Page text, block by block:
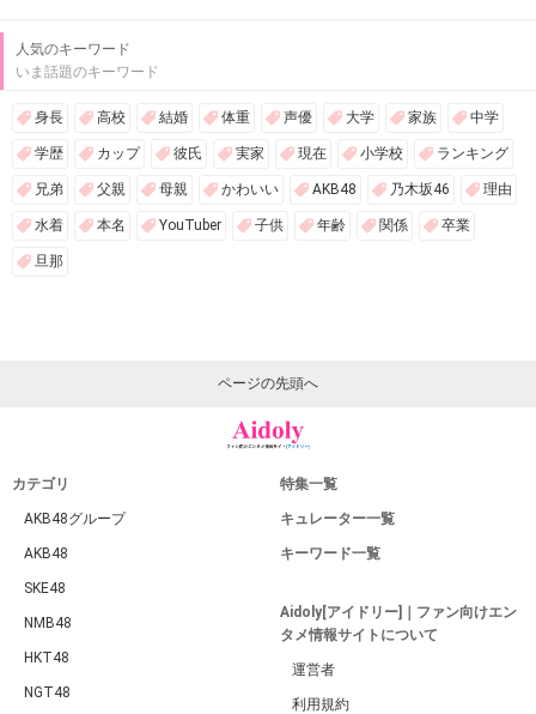
人気のキーワード
いま話題のキーワード
身長 高校 結婚 体重 声優 大学 家族 中学
学歴 カップ 彼氏 実家 現在 小学校 ランキング
兄弟 父親 母親 かわいい AKB48 乃木坂46 理由
水着 本名 YouTuber 子供 年齢 関係 卒業
旦那
ページの先頭へ
カテゴリ
AKB48グループ
AKB48
SKE48
NMB48
HKT48
NGT48
特集一覧
キュレーター一覧
キーワード一覧
Aidoly[アイドリー]｜ファン向けエン
タメ情報サイトについて
運営者
利用規約